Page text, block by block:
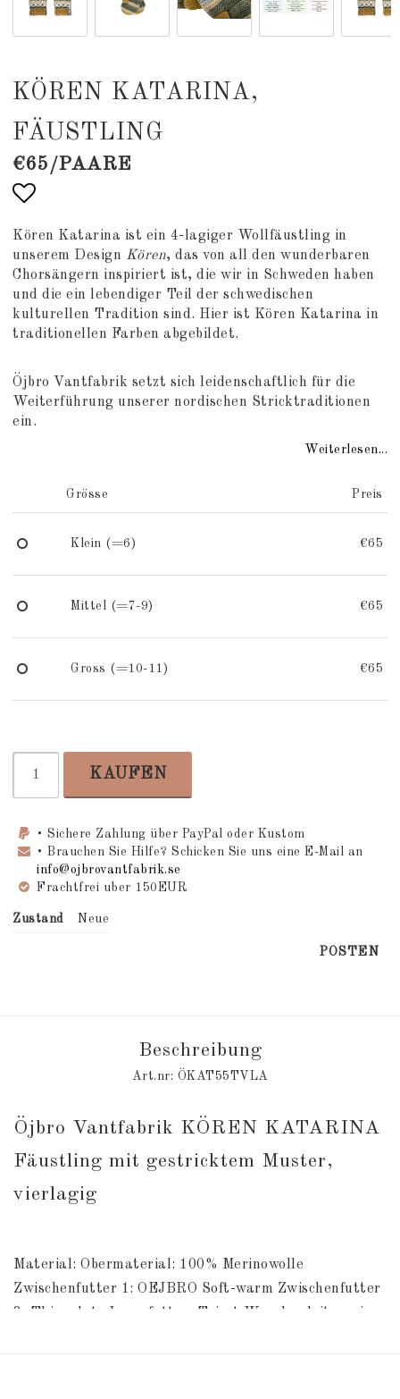
KÖREN KATARINA,
FÄUSTLING
€65/PAARE
Add to list of favorites
Kören Katarina ist ein 4-lagiger Wollfäustling in
unserem Design Kören, das von all den wunderbaren
Chorsängern inspiriert ist, die wir in Schweden haben
und die ein lebendiger Teil der schwedischen
kulturellen Tradition sind. Hier ist Kören Katarina in
traditionellen Farben abgebildet.
Öjbro Vantfabrik setzt sich leidenschaftlich für die
Weiterführung unserer nordischen Stricktraditionen
ein.
Weiterlesen...
Grösse Preis
Klein (=6) €65
Mittel (=7-9) €65
Gross (=10-11) €65
KAUFEN
• Sichere Zahlung über PayPal oder Kustom
• Brauchen Sie Hilfe? Schicken Sie uns eine E-Mail an
info@ojbrovantfabrik.se
Frachtfrei uber 150EUR
Zustand Neue
POSTEN
Beschreibung
Art.nr: ÖKAT55TVLA
Öjbro Vantfabrik KÖREN KATARINA
Fäustling mit gestricktem Muster,
vierlagig
Material: Obermaterial: 100% Merinowolle
Zwischenfutter 1: OEJBRO Soft-warm Zwischenfutter
2: Thinsulate Innenfutter: Tricot Waschanleitung im